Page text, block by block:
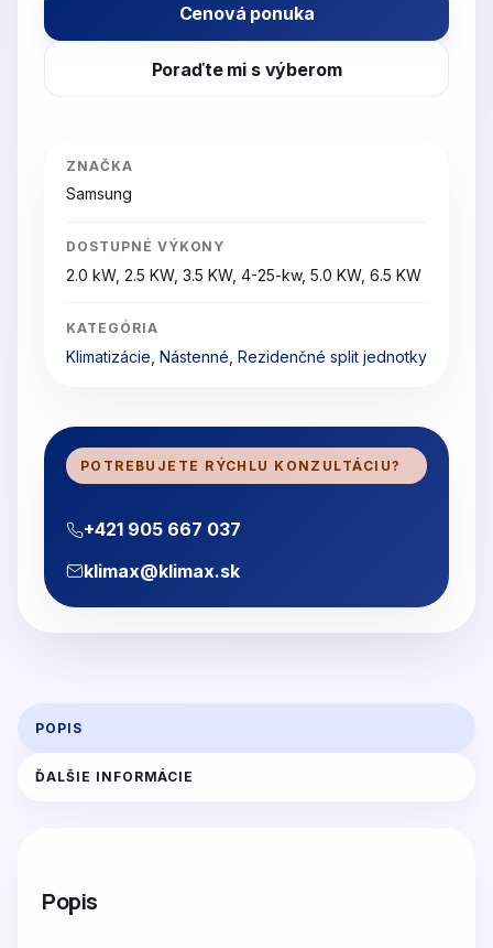
Cenová ponuka
Poraďte mi s výberom
ZNAČKA
Samsung
DOSTUPNÉ VÝKONY
2.0 kW, 2.5 KW, 3.5 KW, 4-25-kw, 5.0 KW, 6.5 KW
KATEGÓRIA
Klimatizácie Nástenné Rezidenčné split jednotky
POTREBUJETE RÝCHLU KONZULTÁCIU?
+421 905 667 037
klimax@klimax.sk
POPIS
ĎALŠIE INFORMÁCIE
Popis